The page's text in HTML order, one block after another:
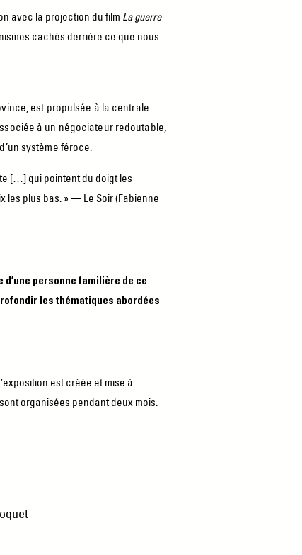
avec la projection du film La guerre
cachés derrière ce que nous
est propulsée à la centrale
à un négociateur redoutable,
système féroce.
[…] qui pointent du doigt les
les plus bas. » — Le Soir (Fabienne
personne familière de ce
les thématiques abordées
est créée et mise à
organisées pendant deux mois.